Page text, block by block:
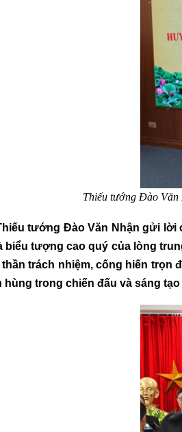
Thiếu tướng Đào Văn
tướng Đào Văn Nhận gửi
biểu tượng cao quý của lòng
trách nhiệm, cống hiến trọn
hùng trong chiến đấu và sáng